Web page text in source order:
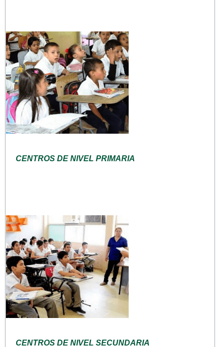
CENTROS DE NIVEL PRIMARIA
CENTROS DE NIVEL SECUNDARIA